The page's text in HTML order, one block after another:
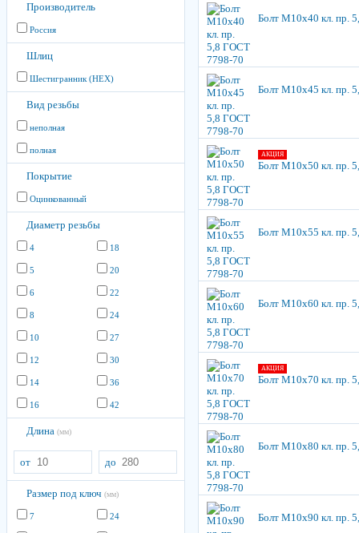
Производитель
Россия
Шлиц
Шестигранник (HEX)
Вид резьбы
неполная
полная
Покрытие
Оцинкованный
Диаметр резьбы
4
5
6
8
10
12
14
16
18
20
22
24
27
30
36
42
Длина (мм)
от до
Размер под ключ (мм)
7 24
Болт М10х40 кл. пр.
Болт М10х45 кл. пр.
АКЦИЯ
Болт М10х50 кл. пр.
Болт М10х55 кл. пр.
Болт М10х60 кл. пр.
АКЦИЯ
Болт М10х70 кл. пр.
Болт М10х80 кл. пр.
Болт М10х90 кл. пр.